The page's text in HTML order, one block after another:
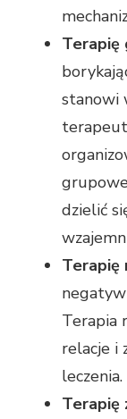
Terapię
stanowi
dzielić
Terapię
Terapia
relacje i
leczenia.
Terapię